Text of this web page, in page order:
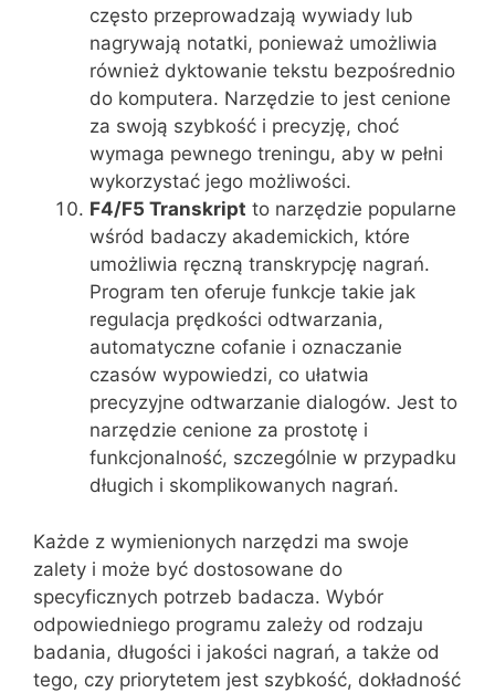
często przeprowadzają wywiady lub
nagrywają notatki, ponieważ umożliwia
również dyktowanie tekstu bezpośrednio
do komputera. Narzędzie to jest cenione
za swoją szybkość i precyzję, choć
wymaga pewnego treningu, aby w pełni
wykorzystać jego możliwości.
F4/F5 Transkript to narzędzie popularne
wśród badaczy akademickich, które
umożliwia ręczną transkrypcję nagrań.
Program ten oferuje funkcje takie jak
regulacja prędkości odtwarzania,
automatyczne cofanie i oznaczanie
czasów wypowiedzi, co ułatwia
precyzyjne odtwarzanie dialogów. Jest to
narzędzie cenione za prostotę i
funkcjonalność, szczególnie w przypadku
długich i skomplikowanych nagrań.
Każde z wymienionych narzędzi ma swoje
zalety i może być dostosowane do
specyficznych potrzeb badacza. Wybór
odpowiedniego programu zależy od rodzaju
badania, długości i jakości nagrań, a także od
tego, czy priorytetem jest szybkość, dokładność